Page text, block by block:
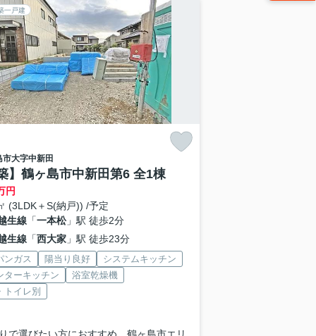
一戸建
市大字中新田
】鶴ヶ島市中新田第6 全1棟
円
(3LDK＋S(納戸)) /予定
生線「一本松」駅 徒歩2分
生線「西大家」駅 徒歩23分
ンガス 陽当り良好
システムキッチン
ターキッチン
浴室乾燥機
トイレ別